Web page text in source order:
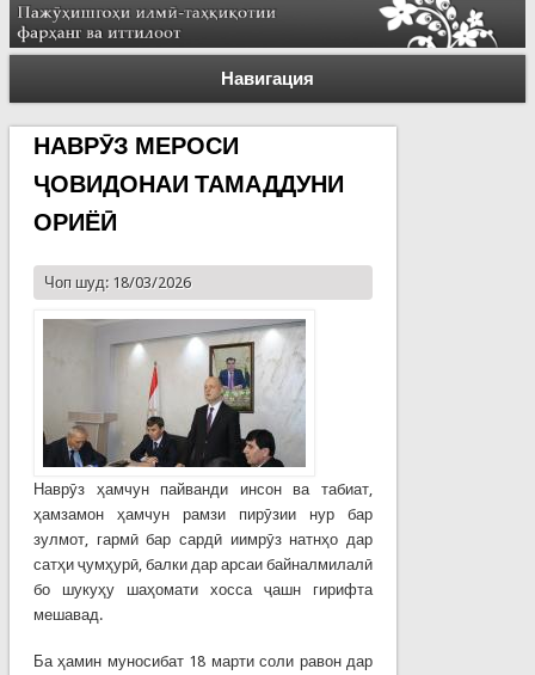
Навигация
НАВРӮЗ МЕРОСИ
ҶОВИДОНАИ ТАМАДДУНИ
ОРИЁӢ
Чоп шуд: 18/03/2026
Наврӯз ҳамчун пайванди инсон ва табиат,
ҳамзамон ҳамчун рамзи пирӯзии нур бар
зулмот, гармӣ бар сардӣ иимрӯз натнҳо дар
сатҳи ҷумҳурӣ, балки дар арсаи байналмилалӣ
бо шукуҳу шаҳомати хосса ҷашн гирифта
мешавад.
Ба ҳамин муносибат 18 марти соли равон дар